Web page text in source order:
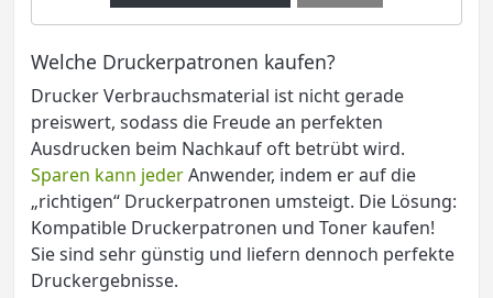
Welche Druckerpatronen kaufen?
Drucker Verbrauchsmaterial ist nicht gerade
preiswert, sodass die Freude an perfekten
Ausdrucken beim Nachkauf oft betrübt wird.
Sparen kann jederAnwender, indem er auf die
„richtigen“ Druckerpatronen umsteigt. Die Lösung:
Kompatible Druckerpatronen und Toner kaufen!
Sie sind sehr günstig und liefern dennoch perfekte
Druckergebnisse.